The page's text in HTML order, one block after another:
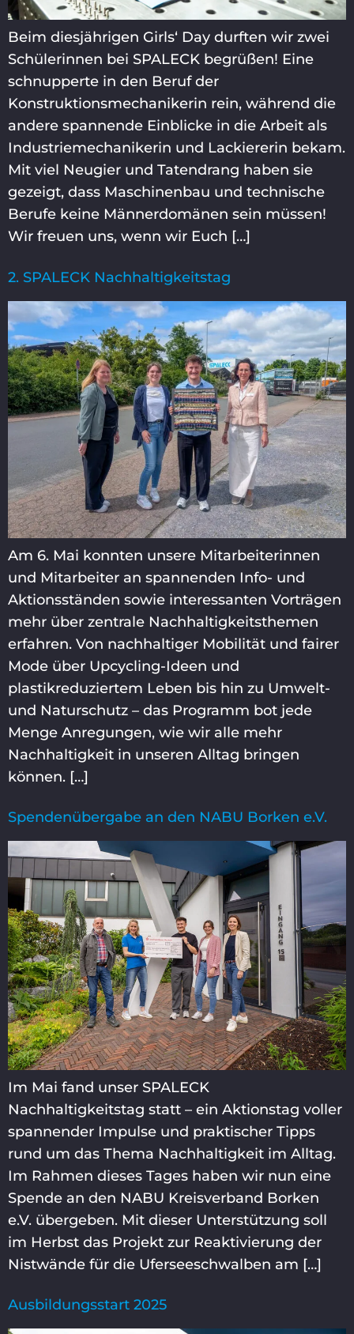
Beim diesjährigen Girls‘ Day durften wir zwei
Schülerinnen bei SPALECK begrüßen! Eine
schnupperte in den Beruf der
Konstruktionsmechanikerin rein, während die
andere spannende Einblicke in die Arbeit als
Industriemechanikerin und Lackiererin bekam.
Mit viel Neugier und Tatendrang haben sie
gezeigt, dass Maschinenbau und technische
Berufe keine Männerdomänen sein müssen!
Wir freuen uns, wenn wir Euch […]
2. SPALECK Nachhaltigkeitstag
Am 6. Mai konnten unsere Mitarbeiterinnen
und Mitarbeiter an spannenden Info- und
Aktionsständen sowie interessanten Vorträgen
mehr über zentrale Nachhaltigkeitsthemen
erfahren. Von nachhaltiger Mobilität und fairer
Mode über Upcycling-Ideen und
plastikreduziertem Leben bis hin zu Umwelt-
und Naturschutz – das Programm bot jede
Menge Anregungen, wie wir alle mehr
Nachhaltigkeit in unseren Alltag bringen
können. […]
Spendenübergabe an den NABU Borken e.V.
Im Mai fand unser SPALECK
Nachhaltigkeitstag statt – ein Aktionstag voller
spannender Impulse und praktischer Tipps
rund um das Thema Nachhaltigkeit im Alltag.
Im Rahmen dieses Tages haben wir nun eine
Spende an den NABU Kreisverband Borken
e.V. übergeben. Mit dieser Unterstützung soll
im Herbst das Projekt zur Reaktivierung der
Nistwände für die Uferseeschwalben am […]
Ausbildungsstart 2025